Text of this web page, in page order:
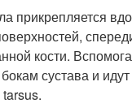
прикрепляется
кости.
сустава и